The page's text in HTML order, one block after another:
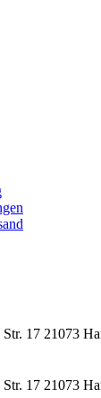
17 21073
17 21073